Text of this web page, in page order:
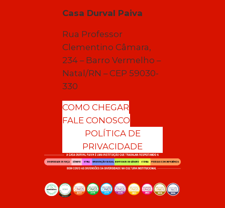
Casa Durval Paiva
Rua Professor
Clementino Câmara,
234 – Barro Vermelho –
Natal/RN – CEP 59030-
330
COMO CHEGAR
FALE CONOSCO
POLÍTICA DE
PRIVACIDADE